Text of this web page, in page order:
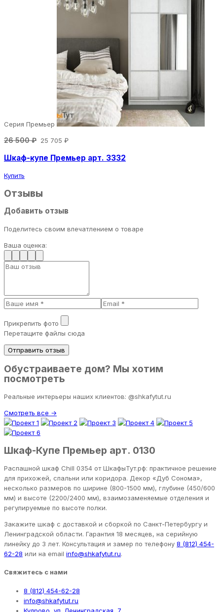
Серия Премьер
26 500 ₽ 25 705 ₽
Шкаф-купе Премьер арт. 3332
Купить
Отзывы
Добавить отзыв
Поделитесь своим впечатлением о товаре
Ваша оценка:
Прикрепить фото
Перетащите файлы сюда
Отправить отзыв
Обустраиваете дом? Мы хотим
посмотреть
Реальные интерьеры наших клиентов: @shkafytut.ru
Смотреть все →
Шкаф-Купе Премьер арт. 0130
Распашной шкаф Chill 0354 от ШкафыТут.рф: практичное решение
для прихожей, спальни или коридора. Декор «Дуб Сонома»,
несколько размеров по ширине (800-1500 мм), глубине (450/600
мм) и высоте (2200/2400 мм), взаимозаменяемые отделения и
регулируемые по высоте полки.
Закажите шкаф с доставкой и сборкой по Санкт-Петербургу и
Ленинградской области. Гарантия 18 месяцев, на серийную
линейку до 3 лет. Консультация и замер по телефону 8 (812) 454-
62-28 или на email info@shkafytut.ru.
Свяжитесь с нами
8 (812) 454-62-28
info@shkafytut.ru
Кудрово, ул. Ленинградская, 7